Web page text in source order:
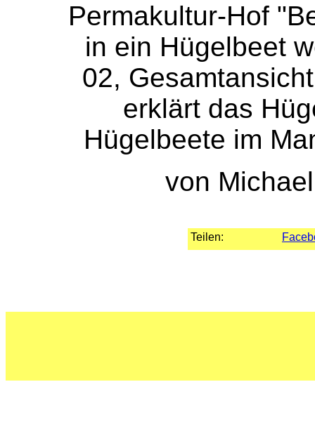
Permakultur-Hof
in ein Hügelbeet
02,
erklärt das
Hügelbeete im
von
Teilen: